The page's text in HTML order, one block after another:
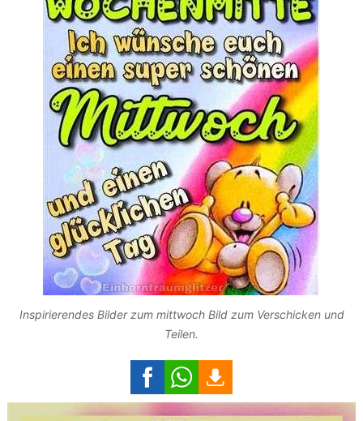
Inspirierendes Bilder zum mittwoch Bild zum Verschicken und
Teilen.